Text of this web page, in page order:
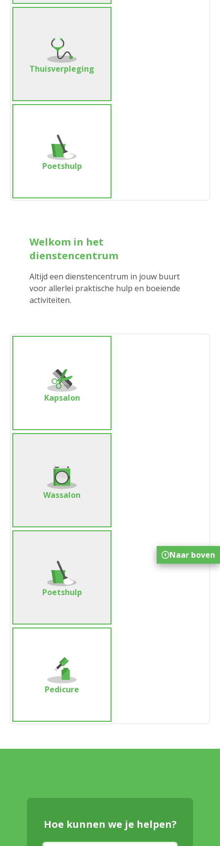
Thuisverpleging
Poetshulp
Welkom in het
dienstencentrum
Altijd een dienstencentrum in jouw buurt
voor allerlei praktische hulp en boeiende
activiteiten.
Kapsalon
Wassalon
Poetshulp
Pedicure
Hoe kunnen we je helpen?
Naar boven